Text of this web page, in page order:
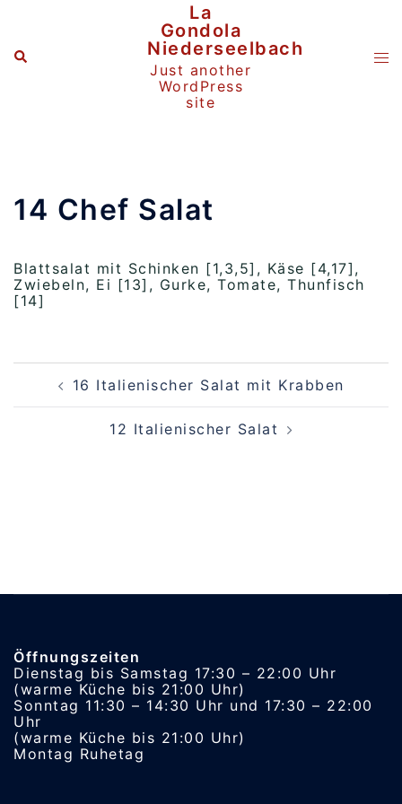
Suche
La
Gondola
Niederseelbach
Just another
WordPress
site
14 Chef Salat
Blattsalat mit Schinken [1,3,5], Käse [4,17],
Zwiebeln, Ei [13], Gurke, Tomate, Thunfisch
[14]
Beitragsnavigation
16 Italienischer Salat mit Krabben
12 Italienischer Salat
Öffnungszeiten
Dienstag bis Samstag 17:30 – 22:00 Uhr
(warme Küche bis 21:00 Uhr)
Sonntag 11:30 – 14:30 Uhr und 17:30 – 22:00
Uhr
(warme Küche bis 21:00 Uhr)
Montag Ruhetag